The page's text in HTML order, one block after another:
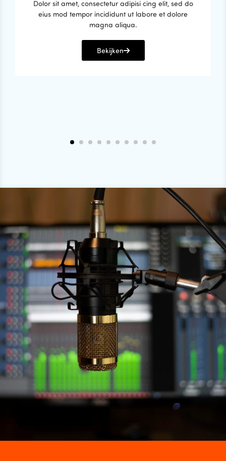
Dolor sit amet, consectetur adipisi cing elit, sed do
eius mod tempor incididunt ut labore et dolore
magna aliqua.
Bekijken